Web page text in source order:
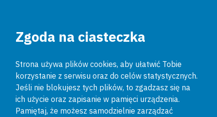
Zgoda na ciasteczka
Strona używa plików cookies, aby ułatwić Tobie
korzystanie z serwisu oraz do celów statystycznych.
Jeśli nie blokujesz tych plików, to zgadzasz się na
ich użycie oraz zapisanie w pamięci urządzenia.
Pamiętaj, że możesz samodzielnie zarządzać